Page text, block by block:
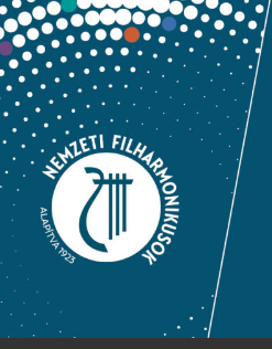
orgonás kórusműve a
szerette, ezért – pár évvel
darabjai kötődnek Felix
mein Bitten(Halld meg kérésemet,
kezdetű motettáját adjuk elő, az